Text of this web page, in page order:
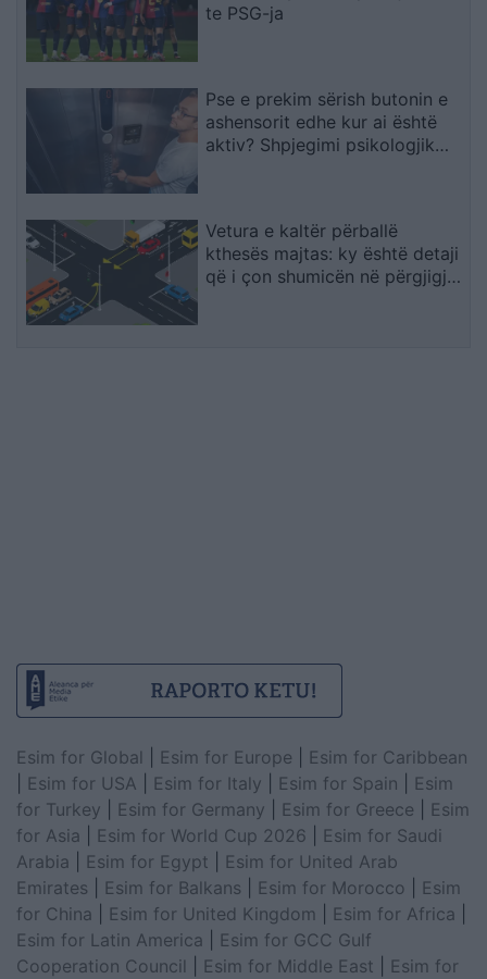
te PSG-ja
Pse e prekim sërish butonin e
ashensorit edhe kur ai është
aktiv? Shpjegimi psikologjik
Vetura e kaltër përballë
kthesës majtas: ky është detaji
që i çon shumicën në përgjigje
Esim for Global Esim for Europe
Esim for Caribbean
Esim for USA Esim for Italy Esim for Spain
Esim
for Turkey
Esim for Germany Esim for Greece
Esim
for Asia
Esim for World Cup 2026
Esim for Saudi
Arabia
Esim for Egypt
Esim for United Arab
Emirates
Esim for Balkans Esim for Morocco
Esim
for China
Esim for United Kingdom Esim for Africa
Esim for Latin America
Esim for GCC Gulf
Cooperation Council
Esim for Middle East
Esim for